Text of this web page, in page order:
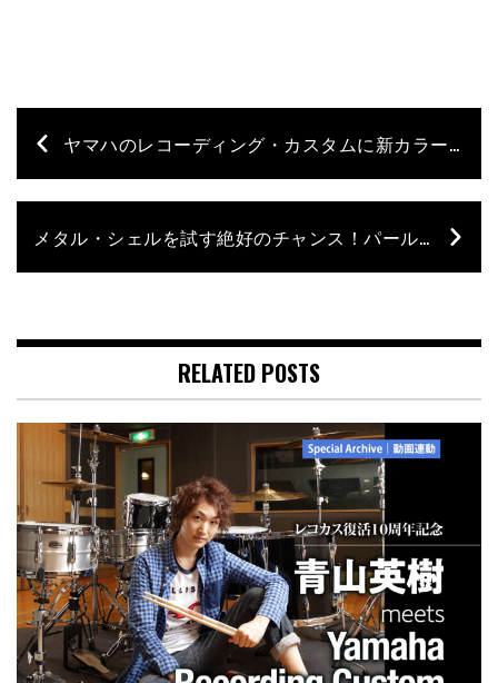
ヤマハのレコーディング・カスタムに新カラーが追加｜ポーラーホワイト＆レッドオータムをラインナップ
メタル・シェルを試す絶好のチャンス！パールのコスパ・スネアが日本上陸!!｜博士 山本拓矢が試したNEW PRODUCTS
RELATED POSTS